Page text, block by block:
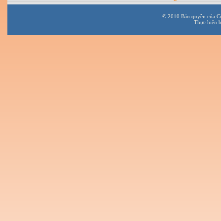
© 2010 Bản quyền của
Thực hiện